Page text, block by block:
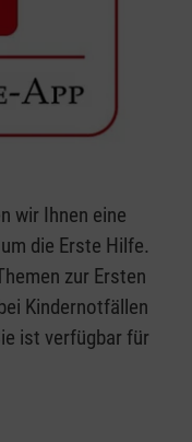
wir Ihnen eine
die Erste Hilfe.
zur Ersten
Kindernotfällen
ist verfügbar für